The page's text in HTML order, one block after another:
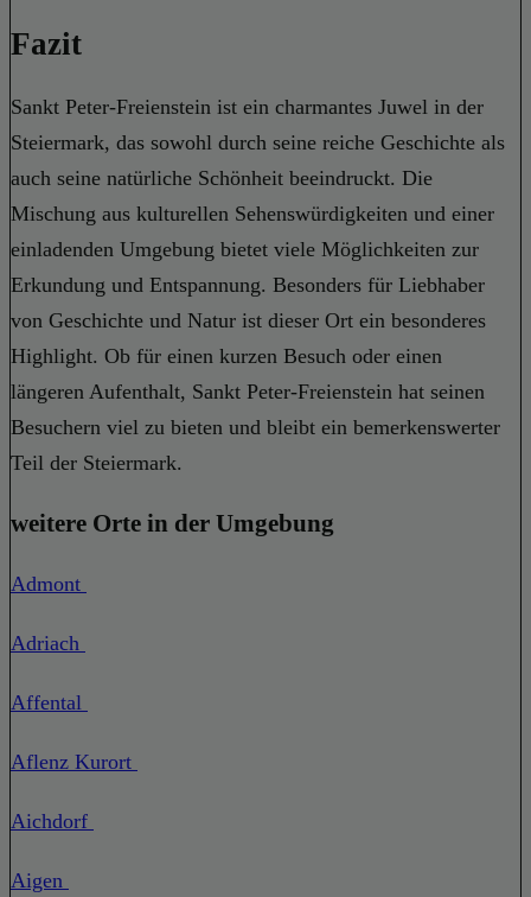
Fazit
Sankt Peter-Freienstein ist ein charmantes Juwel in der
Steiermark, das sowohl durch seine reiche Geschichte als
auch seine natürliche Schönheit beeindruckt. Die
Mischung aus kulturellen Sehenswürdigkeiten und einer
einladenden Umgebung bietet viele Möglichkeiten zur
Erkundung und Entspannung. Besonders für Liebhaber
von Geschichte und Natur ist dieser Ort ein besonderes
Highlight. Ob für einen kurzen Besuch oder einen
längeren Aufenthalt, Sankt Peter-Freienstein hat seinen
Besuchern viel zu bieten und bleibt ein bemerkenswerter
Teil der Steiermark.
weitere Orte in der Umgebung
Admont
Adriach
Affental
Aflenz Kurort
Aichdorf
Aigen